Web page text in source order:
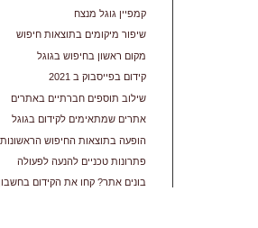
קמפיין גוגל מנצח
שיפור מיקומים בתוצאות חיפוש
מקום ראשון בחיפוש בגוגל
קידום בפייסבוק ב 2021
שילוב תוספים חברתיים באתרים
אתרים שמתאימים לקידום בגוגל
הופעה בתוצאות החיפוש הראשונות
פתרונות טכניים להנעה לפעולה
בונים אתר? קחו את הקידום בחשבון